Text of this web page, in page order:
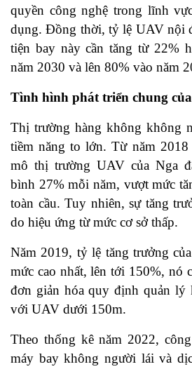
quyền công nghệ trong lĩnh
dụng. Đồng thời, tỷ lệ UAV nội
tiện bay này cần tăng từ 22%
năm 2030 và lên 80% vào năm
Tình hình phát triển chung
Thị trường hàng không không
tiềm năng to lớn. Từ năm
mô thị trường UAV của Nga
bình 27% mỗi năm, vượt mức
toàn cầu. Tuy nhiên, sự tăng
do hiệu ứng từ mức cơ sở thấp.
Năm 2019, tỷ lệ tăng trưởng
mức cao nhất, lên tới 150%, nó
đơn giản hóa quy định quản lý
với UAV dưới 150m.
Theo thống kê năm 2022,
máy bay không người lái và